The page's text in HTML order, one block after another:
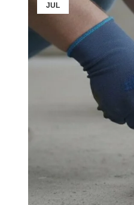
JUL